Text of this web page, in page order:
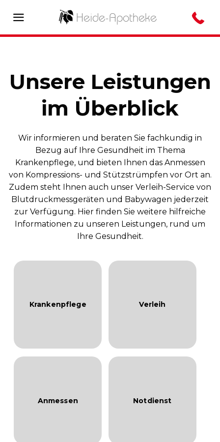
Unsere Leistungen
im Überblick
Wir informieren und beraten Sie fachkundig in
Bezug auf Ihre Gesundheit im Thema
Krankenpflege, und bieten Ihnen das Anmessen
von Kompressions- und Stützstrümpfen vor Ort an.
Zudem steht Ihnen auch unser Verleih-Service von
Blutdruckmessgeräten und Babywagen jederzeit
zur Verfügung. Hier finden Sie weitere hilfreiche
Informationen zu unseren Leistungen, rund um
Ihre Gesundheit.
Krankenpflege Verleih
Anmessen Notdienst